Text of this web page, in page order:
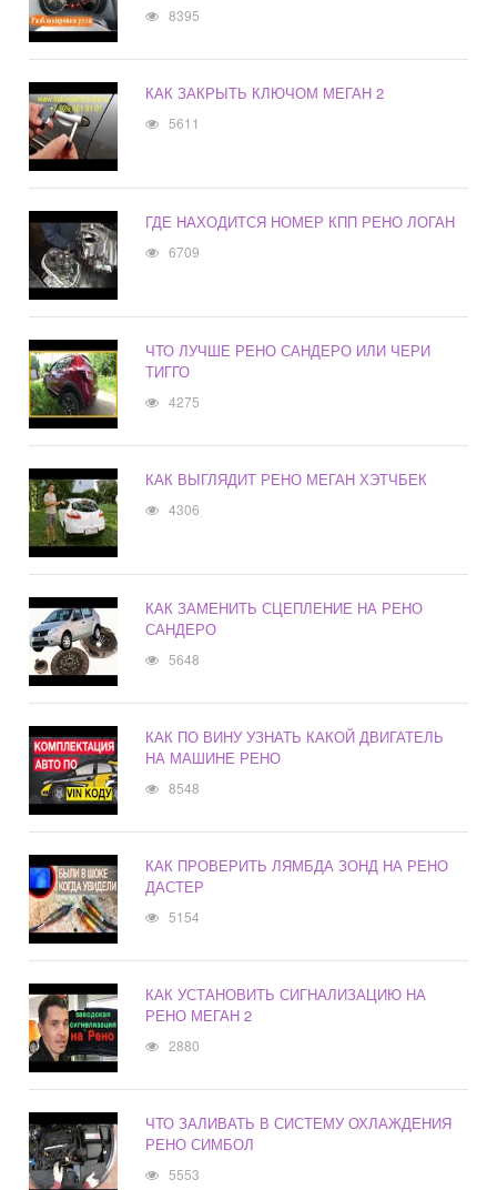
8395
КАК ЗАКРЫТЬ КЛЮЧОМ МЕГАН 2
5611
ГДЕ НАХОДИТСЯ НОМЕР КПП РЕНО ЛОГАН
6709
ЧТО ЛУЧШЕ РЕНО САНДЕРО ИЛИ ЧЕРИ
ТИГГО
4275
КАК ВЫГЛЯДИТ РЕНО МЕГАН ХЭТЧБЕК
4306
КАК ЗАМЕНИТЬ СЦЕПЛЕНИЕ НА РЕНО
САНДЕРО
5648
КАК ПО ВИНУ УЗНАТЬ КАКОЙ ДВИГАТЕЛЬ
НА МАШИНЕ РЕНО
8548
КАК ПРОВЕРИТЬ ЛЯМБДА ЗОНД НА РЕНО
ДАСТЕР
5154
КАК УСТАНОВИТЬ СИГНАЛИЗАЦИЮ НА
РЕНО МЕГАН 2
2880
ЧТО ЗАЛИВАТЬ В СИСТЕМУ ОХЛАЖДЕНИЯ
РЕНО СИМБОЛ
5553